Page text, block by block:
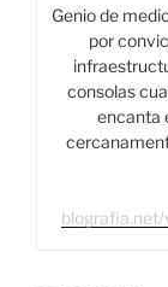
Genio de
por
consolas
encanta